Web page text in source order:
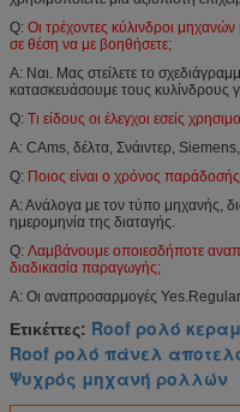
Q: Οι τρέχοντες κύλινδροι
σε θέση να με βοηθήσετε;
Α: Ναι. Μας στείλετε το
κατασκευάσουμε τους κυλίνδρους
Q: Τι είδους οι έλεγχοι εσείς
Α: CAms, δέλτα, Σνάιντερ,
Q: Ποιος είναι ο χρόνος
Α: Ανάλογα με τον τύπο μηχανής,
ημερομηνία της διαταγής.
Q: Λαμβάνουμε οποιεσδήποτε
διαδικασία παραγωγής;
Α: Οι αναπροσαρμογές
Ετικέττες: Roof ρολό
Roof ρολό πάνελ
Ψυχρός μηχανή ρολλών